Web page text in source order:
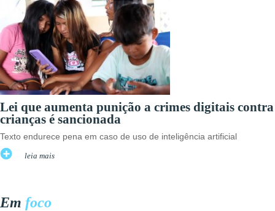
Lei que aumenta punição a crimes digitais contra
crianças é sancionada
Texto endurece pena em caso de uso de inteligência artificial
leia mais
Em foco